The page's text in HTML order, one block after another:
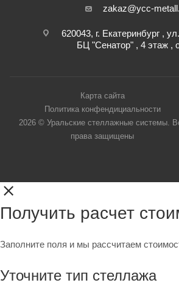
zakaz@ycc-
620043, г. Екатеринбург ,
БЦ "Сенатор" , 4 этаж ,
Карта сайта
Политика конфендициальности
2026 © Уральские стеллажные системы.
права защищены
Получить расчет
Заполните поля и мы рассчитаем
Уточните тип стеллажа